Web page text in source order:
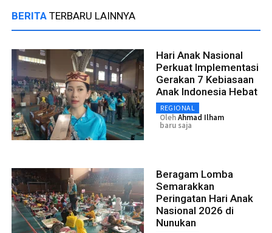
BERITA TERBARU LAINNYA
Hari Anak Nasional
Perkuat Implementasi
Gerakan 7 Kebiasaan
Anak Indonesia Hebat
REGIONAL
OlehAhmad Ilham
baru saja
Beragam Lomba
Semarakkan
Peringatan Hari Anak
Nasional 2026 di
Nunukan